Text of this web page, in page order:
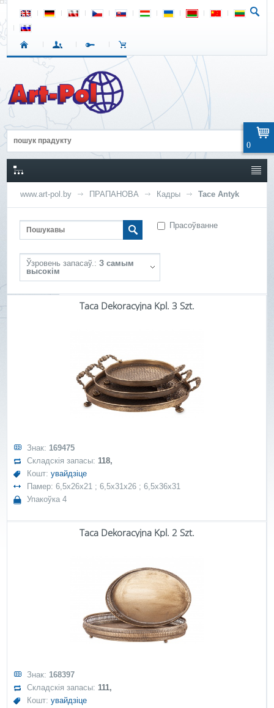
www.art-pol.by ПРАПАНОВА Кадры Tace Antyk
Прасоўванне
Ўзровень запасаў.: З самым
высокім
Taca Dekoracyjna Kpl. 3 Szt.
Знак: 169475
Складскія запасы:118,
Кошт:увайдзіце
Памер: 6,5x26x21 ; 6,5x31x26 ; 6,5x36x31
Упакоўка 4
Taca Dekoracyjna Kpl. 2 Szt.
Знак: 168397
Складскія запасы:111,
Кошт:увайдзіце
0